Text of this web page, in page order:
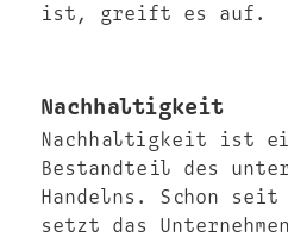
ist, greift es auf.
Nachhaltigkeit
Nachhaltigkeit ist
Bestandteil des
Handelns. Schon
setzt das